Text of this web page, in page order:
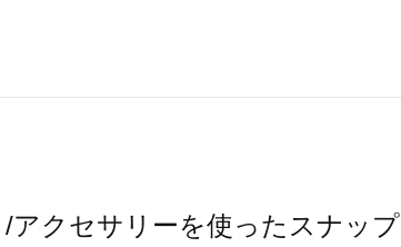
アクセサリーを使ったスナップ